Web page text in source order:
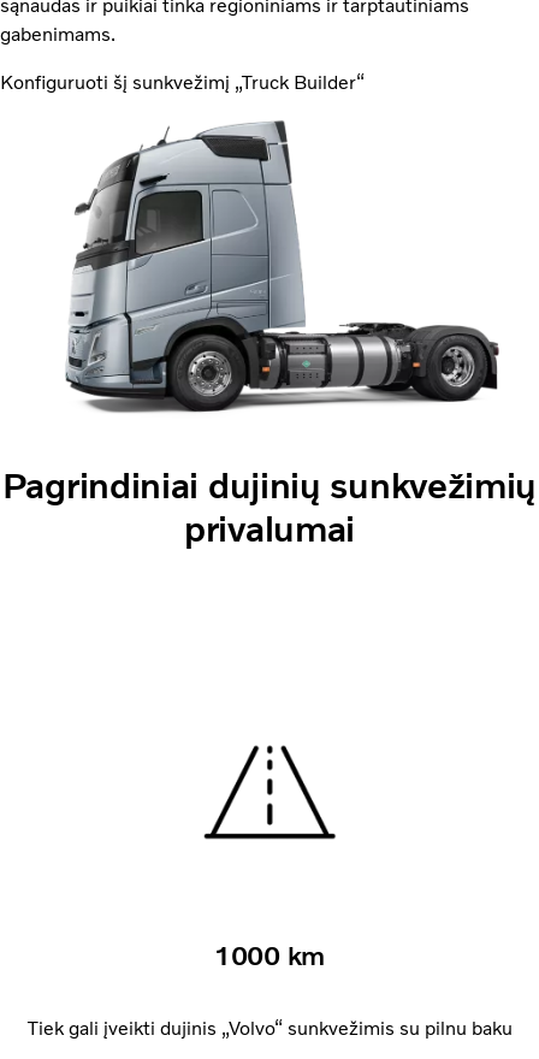
sąnaudas ir puikiai tinka regioniniams ir tarptautiniams
gabenimams.
Konfiguruoti šį sunkvežimį „Truck Builder“
Pagrindiniai dujinių sunkvežimių
privalumai
1000 km
Tiek gali įveikti dujinis „Volvo“ sunkvežimis su pilnu baku